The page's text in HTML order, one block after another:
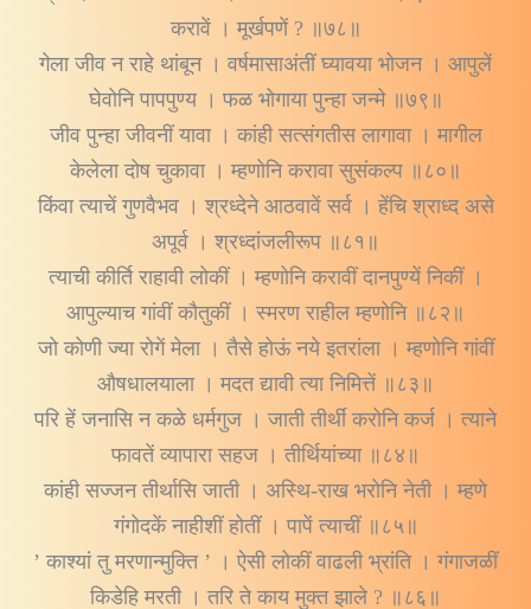
करावें । मूर्खपणें ? ॥७८॥
गेला जीव न राहे थांबून । वर्षमासाअंतीं घ्यावया भोजन । आपुलें
घेवोनि पापपुण्य । फळ भोगाया पुन्हा जन्मे ॥७९॥
जीव पुन्हा जीवनीं यावा । कांही सत्संगतीस लागावा । मागील
केलेला दोष चुकावा । म्हणोनि करावा सुसंकल्प ॥८०॥
किंवा त्याचें गुणवैभव । श्रध्देने आठवावें सर्व । हेंचि श्राध्द असे
अपूर्व । श्रध्दांजलीरूप ॥८१॥
त्याची कीर्ति राहावी लोकीं । म्हणोनि करावीं दानपुण्यें निकीं ।
आपुल्याच गांवीं कौतुकीं । स्मरण राहील म्हणोनि ॥८२॥
जो कोणी ज्या रोगें मेला । तैसे होऊं नये इतरांला । म्हणोनि गांवीं
औषधालयाला । मदत द्यावी त्या निमित्तें ॥८३॥
परि हें जनासि न कळे धर्मगुज । जाती तीर्थीं करोनि कर्ज । त्याने
फावतें व्यापारा सहज । तीर्थियांच्या ॥८४॥
कांही सज्जन तीर्थासि जाती । अस्थि-राख भरोनि नेती । म्हणे
गंगोदकें नाहीशीं होतीं । पापें त्याचीं ॥८५॥
’ काश्यां तु मरणान्मुक्ति ’ । ऐसी लोकीं वाढली भ्रांति । गंगाजळीं
किडेहि मरती । तरि ते काय मुक्त झाले ? ॥८६॥